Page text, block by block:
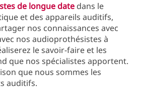
de longue date dans le
et des appareils auditifs,
nos connaissances avec
nos audioprothésistes à
le savoir-faire et les
que nos spécialistes apportent.
que nous sommes les
auditifs.